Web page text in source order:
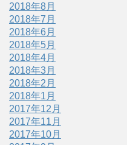
2018年8月
2018年7月
2018年6月
2018年5月
2018年4月
2018年3月
2018年2月
2018年1月
2017年12月
2017年11月
2017年10月